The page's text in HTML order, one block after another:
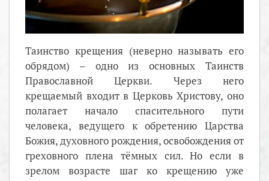
Таинство крещения (неверно называть его
обрядом) – одно из основных Таинств
Православной Церкви. Через него
крещаемый входит в Церковь Христову, оно
полагает начало спасительного пути
человека, ведущего к обретению Царства
Божия, духовного рождения, освобождения от
греховного плена тёмных сил. Но если в
зрелом возрасте шаг ко крещению уже